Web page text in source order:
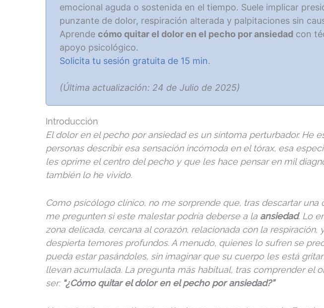
emocional aguda o sostenida en el tiempo. Suele implicar
punzante de dolor, respiración alterada y palpitaciones sin
Aprendecómo quitar el dolor en el pecho por ansiedad con
apoyo psicológico.
Solicita tu sesión gratuita de 15 min.
(Última actualización: 24 de Julio de 2025)
Introducción
El dolor en el pecho por ansiedad es un síntoma perturbador. He
personas describir esa sensación incómoda en el tórax, esa
les oprime el centro del pecho y que les hace pensar en mil
también lo he vivido.
Como psicólogo clínico, no me sorprende que, tras descartar una
me pregunten si este malestar podría deberse a la ansiedad. Lo
zona delicada, cercana al corazón, relacionada con la respiración,
despierta temores profundos. A menudo, quienes lo sufren se
pueda estar pasándoles, sin imaginar que su cuerpo les está
llevan acumulada. La pregunta más habitual, tras comprender el
ser: “¿Cómo quitar el dolor en el pecho por ansiedad?”